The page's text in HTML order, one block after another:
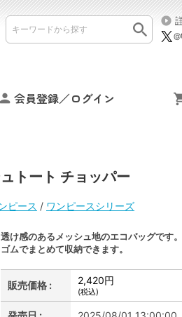
会員登録／ログイン
トート チョッパー
ピース / ワンピースシリーズ
透け感のあるメッシュ地のエコバッグです。
ゴムでまとめて収納できます。
販売価格 : 2,420円
(税込)